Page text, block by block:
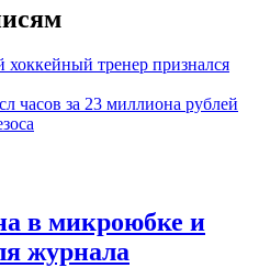
тренер признался
часов за 23 миллиона рублей
в микроюбке и
журнала